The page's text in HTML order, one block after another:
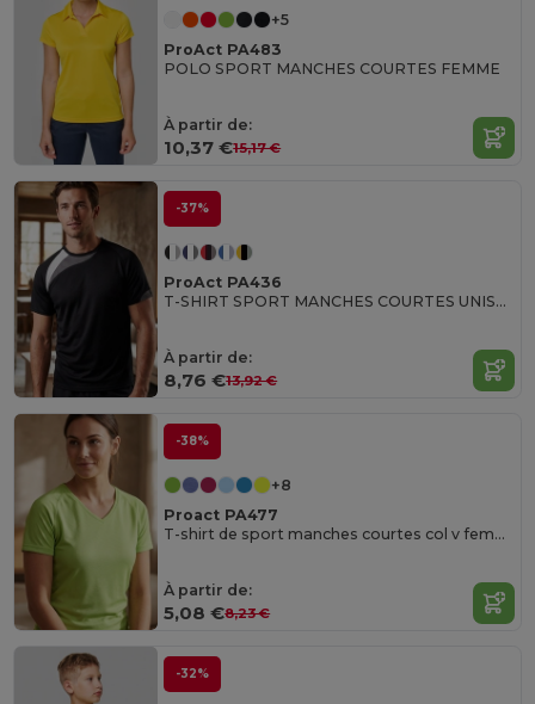
+5
ProAct PA483
POLO SPORT MANCHES COURTES FEMME
À partir de:
10,37 €15,17 €
-37%
ProAct PA436
T-SHIRT SPORT MANCHES COURTES UNISEXE
À partir de:
8,76 €13,92 €
-38%
+8
Proact PA477
T-shirt de sport manches courtes col v femme
À partir de:
5,08 €8,23 €
-32%